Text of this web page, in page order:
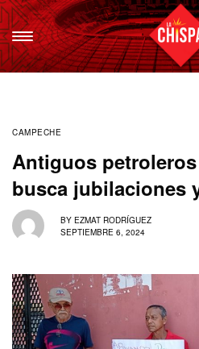
CAMPECHE
Antiguos
busca jubilaciones
BY EZMAT RODRÍGUEZ
SEPTIEMBRE 6, 2024